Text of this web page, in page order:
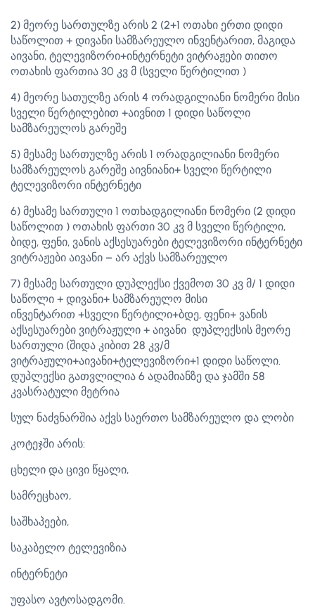
2) მეორე სართულზე არის 2 (2+1 ოთახი ერთი დიდი
საწოლით + დივანი სამზარეულო ინვენტარით, მაგიდა
აივანი, ტელევიზორი+ინტერნეტი ვიტრაჟები თითო
ოთახის ფართია 30 კვ მ (სველი წერტილით )
4) მეორე სათულზე არის 4 ორადგილიანი ნომერი მისი
სველი წერტილებით +აივნით 1 დიდი საწოლი
სამზარეულოს გარეშე
5) მესამე სართულზე არის 1 ორადგილიანი ნომერი
სამზარეულოს გარეშე აივნიანი+ სველი წერტილი
ტელევიზორი ინტერნეტი
6) მესამე სართული 1 ოთხადგილიანი ნომერი (2 დიდი
საწოლით ) ოთახის ფართი 30 კვ მ სველი წერტილი,
ბიდე, ფენი, ვანის აქსესუარები ტელევიზორი ინტერნეტი
ვიტრაჟები აივანი – არ აქვს სამზარეულო
7) მესამე სართული დუპლექსი ქვემოთ 30 კვ მ/ 1 დიდი
საწოლი + დივანი+ სამზარეულო მისი
ინვენტარით +სველი წერტილი+ბდე, ფენი+ ვანის
აქსესუარები ვიტრაჟული + აივანი დუპლექსის მეორე
სართული (შიდა კიბით 28 კვ/მ
ვიტრაჟული+აივანი+ტელევიზორი+1 დიდი საწოლი.
დუპლექსი გათვლილია 6 ადამიანზე და ჯამში 58
კვასრატული მეტრია
სულ ნაძვნარშია აქვს საერთო სამზარეულო და ლობი
კოტეჯში არის:
ცხელი და ცივი წყალი,
სამრეცხაო,
საშხაპეები,
საკაბელო ტელევიზია
ინტერნეტი
უფასო ავტოსადგომი.